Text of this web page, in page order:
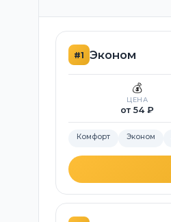
#1 Эконом
💰
ЦЕНА
от 54 ₽
Комфорт Эконом